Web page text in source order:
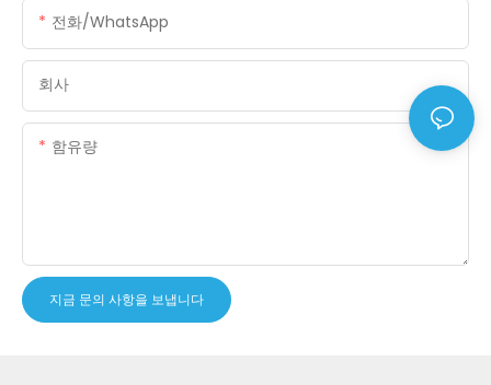
전화/WhatsApp
회사
함유량
지금 문의 사항을 보냅니다